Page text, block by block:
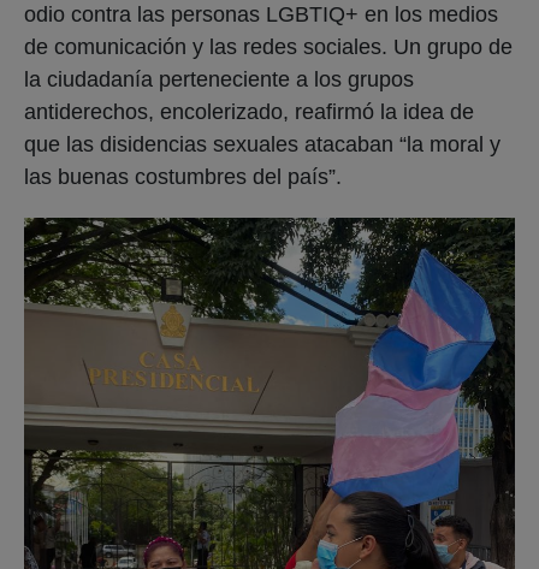
odio contra las personas LGBTIQ+ en los medios
de comunicación y las redes sociales. Un grupo de
la ciudadanía perteneciente a los grupos
antiderechos, encolerizado, reafirmó la idea de
que las disidencias sexuales atacaban “la moral y
las buenas costumbres del país”.